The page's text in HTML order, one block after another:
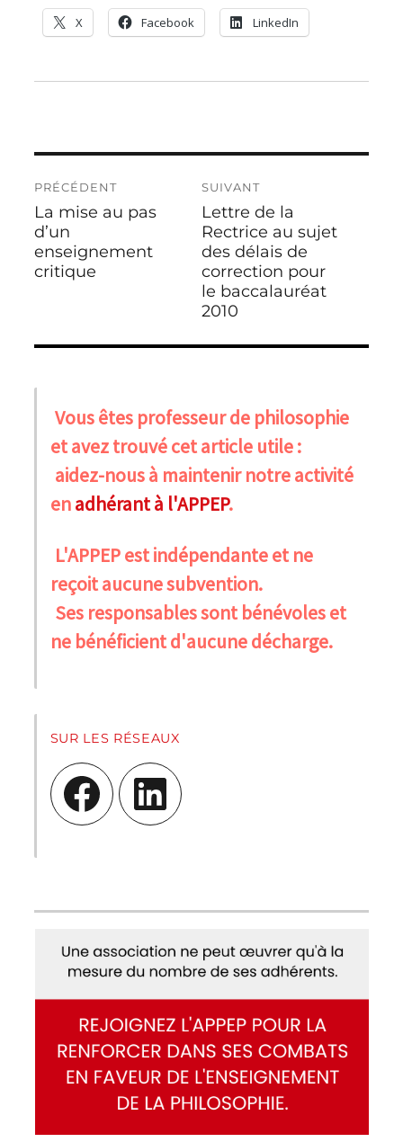
X Facebook LinkedIn
de
l’article
PRÉCÉDENT
Publication
précédente :
La mise au pas
d’un
enseignement
critique
SUIVANT
Publication
suivante :
Lettre de la
Rectrice au sujet
des délais de
correction pour
le baccalauréat
2010
Vous êtes professeur de philosophie
et avez trouvé cet article utile :
aidez-nous à maintenir notre activité
enadhérant à l'APPEP.
L'APPEP est indépendante et ne
reçoit aucune subvention.
Ses responsables sont bénévoles et
ne bénéficient d'aucune décharge.
SUR LES RÉSEAUX
Facebook LinkedIn